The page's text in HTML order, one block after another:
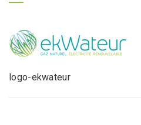
logo-ekwateur